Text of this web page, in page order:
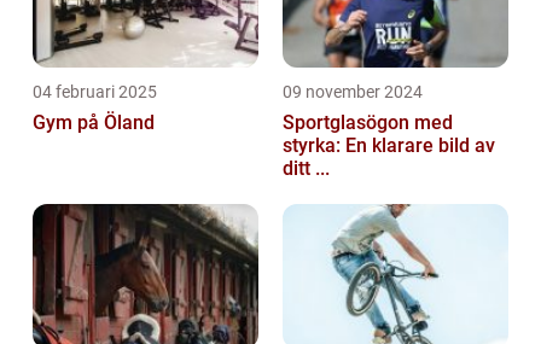
04 februari 2025
Gym på Öland
09 november 2024
Sportglasögon med
styrka: En klarare bild av
ditt ...